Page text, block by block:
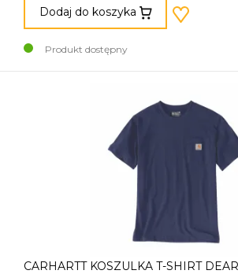
Dodaj do koszyka
Produkt dostępny
CARHARTT KOSZULKA T-SHIRT